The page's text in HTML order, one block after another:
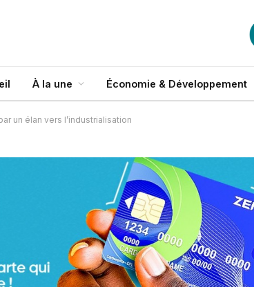
À la une Économie & Développement
un élan vers l’industrialisation